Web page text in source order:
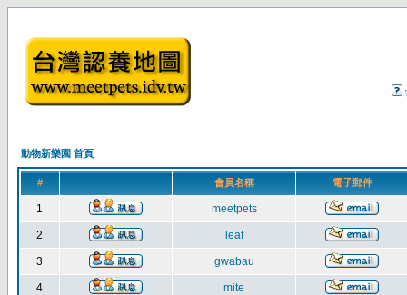
動物新樂園 首頁
# 會員名稱 電子郵件
1 meetpets
2 leaf
3 gwabau
4 mite